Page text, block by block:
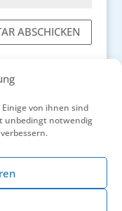
von ihnen sind
unbedingt notwendig
ABSCHICKEN
den Winter aus